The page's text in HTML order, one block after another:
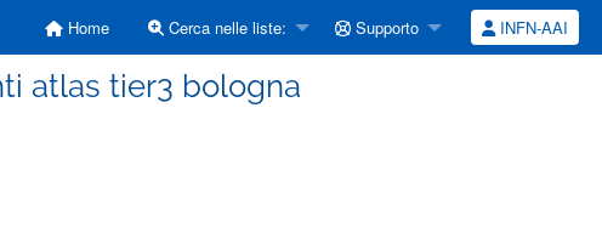
Home Cerca nelle liste: Supporto INFN-AAI
atlas tier3 bologna